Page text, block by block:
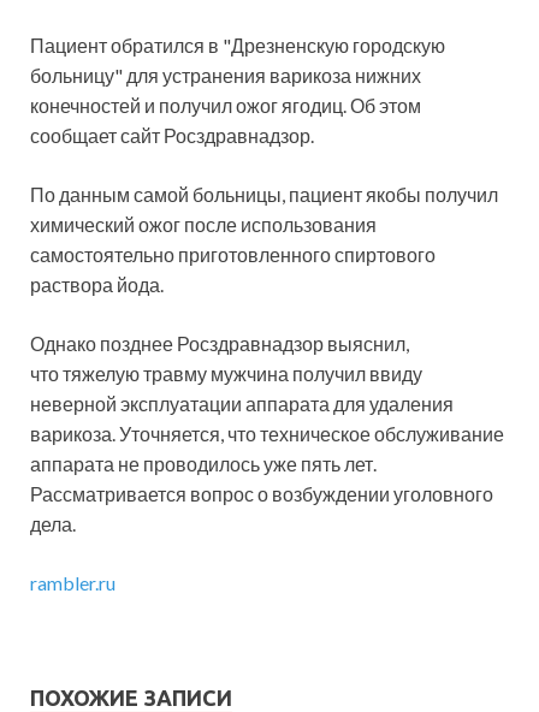
Пациент обратился в "Дрезненскую городскую
больницу" для устранения варикоза нижних
конечностей и получил ожог ягодиц. Об этом
сообщает сайт Росздравнадзор.
По данным самой больницы, пациент якобы получил
химический ожог после использования
самостоятельно приготовленного спиртового
раствора йода.
Однако позднее Росздравнадзор выяснил,
что тяжелую травму мужчина получил ввиду
неверной эксплуатации аппарата для удаления
варикоза. Уточняется, что техническое обслуживание
аппарата не проводилось уже пять лет.
Рассматривается вопрос о возбуждении уголовного
дела.
rambler.ru
ПОХОЖИЕ ЗАПИСИ